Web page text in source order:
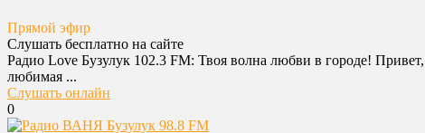
Прямой эфир
Слушать бесплатно на сайте
Радио Love Бузулук 102.3 FM: Твоя волна любви в городе!
любимая ...
Слушать онлайн
0